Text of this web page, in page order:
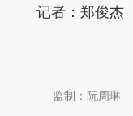
记者：郑俊杰
监制：阮周琳